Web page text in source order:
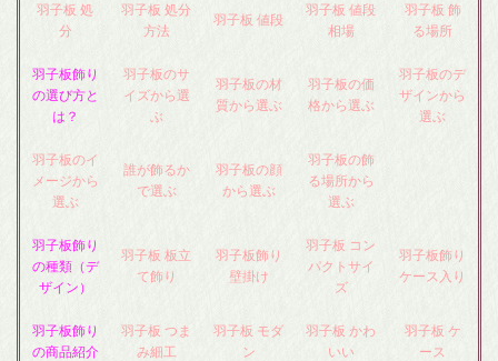
羽子板 処
分
羽子板 処分
方法
羽子板 値段
羽子板 値段
相場
羽子板 飾
る場所
羽子板飾り
の選び方と
は？
羽子板のサ
イズから選
ぶ
羽子板の材
質から選ぶ
羽子板の価
格から選ぶ
羽子板のデ
ザインから
選ぶ
羽子板のイ
メージから
選ぶ
誰が飾るか
で選ぶ
羽子板の顔
から選ぶ
羽子板の飾
る場所から
選ぶ
羽子板飾り
の種類（デ
ザイン）
羽子板 板立
て飾り
羽子板飾り
壁掛け
羽子板 コン
パクトサイ
ズ
羽子板飾り
ケース入り
羽子板飾り
の商品紹介
羽子板 つま
み細工
羽子板 モダ
ン
羽子板 かわ
いい
羽子板 ケ
ース